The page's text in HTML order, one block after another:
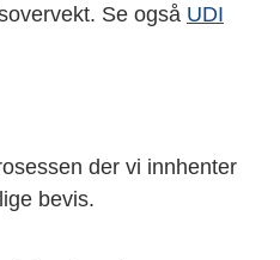
Se også UDI
der vi innhenter
bevis.